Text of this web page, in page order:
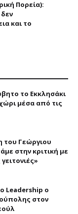
Πορεία):
και το
το Eκκλησάκι
μέσα από τις
του Γεώργιου
στην κριτική με
Leadership ο
στον